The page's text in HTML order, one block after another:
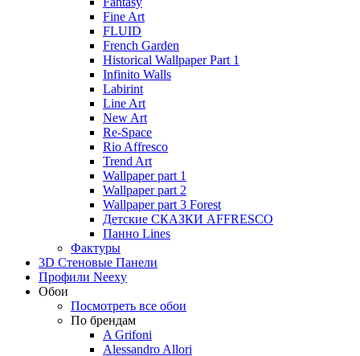
Fine Art
FLUID
French Garden
Historical Wallpaper Part 1
Infinito Walls
Labirint
Line Art
New Art
Re-Space
Rio Affresco
Trend Art
Wallpaper part 1
Wallpaper part 2
Wallpaper part 3 Forest
Детские СКАЗКИ AFFRESCO
Панно Lines
Фактуры
3D Стеновые Панели
Профили Neexy
Обои
Посмотреть все обои
По брендам
A Grifoni
Alessandro Allori